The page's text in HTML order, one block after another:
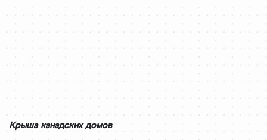
Крыша канадских домов